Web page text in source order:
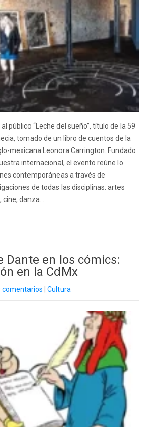
público “Leche del sueño”, título de la 59
tomado de un libro de cuentos de la
mexicana Leonora Carrington. Fundado
internacional, el evento reúne lo
contemporáneas a través de
de todas las disciplinas: artes
danza...
Dante en los cómics:
en la CdMx
comentarios Cultura